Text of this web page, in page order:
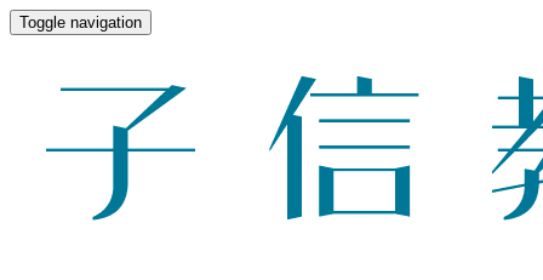
Toggle navigation